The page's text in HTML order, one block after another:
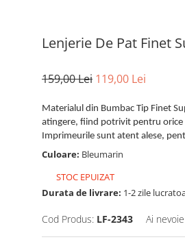
Lenjerie De Pat Finet
159,00 Lei 119,00 Lei
Materialul din Bumbac Tip Finet
atingere, fiind potrivit pentru
Imprimeurile sunt atent alese,
Culoare: Bleumarin
STOC EPUIZAT
Durata de livrare: 1-2 zile
Cod Produs: LF-2343 Ai